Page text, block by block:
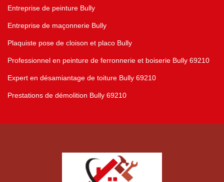
Entreprise de peinture Bully
Entreprise de maçonnerie Bully
Plaquiste pose de cloison et placo Bully
Professionnel en peinture de ferronnerie et boiserie Bully 69210
Expert en désamiantage de toiture Bully 69210
Prestations de démolition Bully 69210